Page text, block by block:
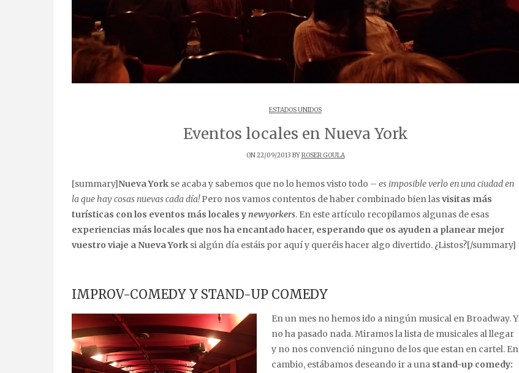
ESTADOS UNIDOS
Eventos locales en Nueva York
ON 22/09/2013 BYROSER GOULA
[summary]Nueva York se acaba y sabemos que no lo hemos visto todo – es imposible verlo en una ciudad en
la que hay cosas nuevas cada día!Pero nos vamos contentos de haber combinado bien lasvisitas más
turísticas con los eventos más locales ynewyorkers. En este artículo recopilamos algunas de esas
experiencias más locales que nos ha encantado hacer, esperando que os ayuden a planear mejor
vuestro viaje a Nueva York si algún día estáis por aquí y queréis hacer algo divertido. ¿Listos?[/summary]
IMPROV-COMEDY Y STAND-UP COMEDY
En un mes no hemos ido a ningún musical en Broadway. Y
no ha pasado nada. Miramos la lista de musicales al llegar
y no nos convenció ninguno de los que estan en cartel. En
cambio, estábamos deseando ir a una stand-up comedy: